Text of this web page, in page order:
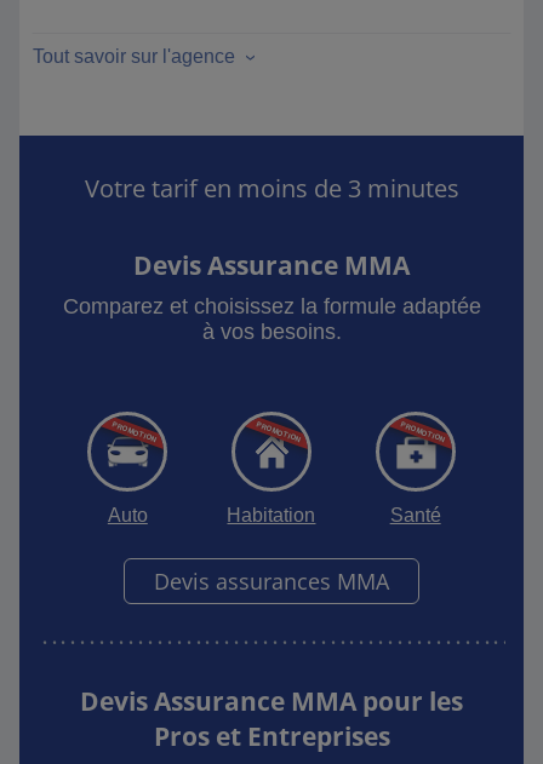
Tout savoir sur l'agence
Votre tarif en moins de 3 minutes
Devis Assurance MMA
Comparez et choisissez la formule adaptée
à vos besoins.
Auto Habitation Santé
Devis assurances MMA
Devis Assurance MMA pour les
Pros et Entreprises